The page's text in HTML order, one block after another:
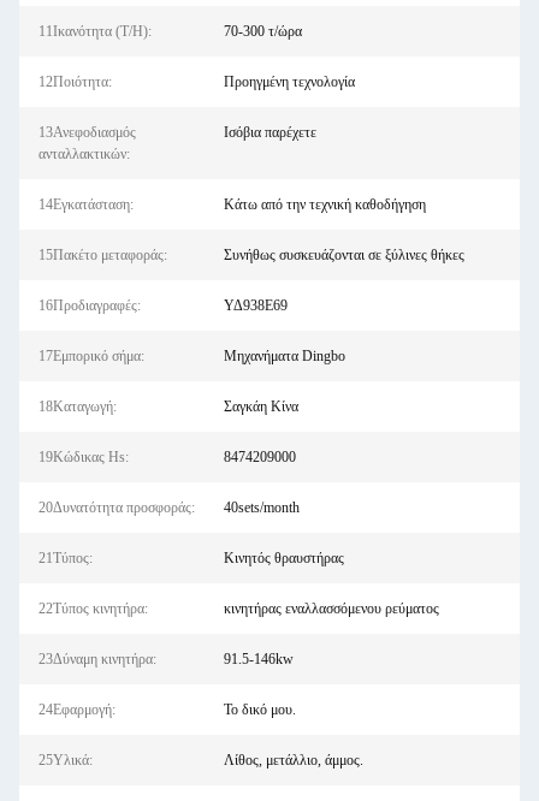
11Ικανότητα (T/H): 70-300 τ/ώρα
12Ποιότητα: Προηγμένη τεχνολογία
13Ανεφοδιασμός
ανταλλακτικών:
Ισόβια παρέχετε
14Εγκατάσταση: Κάτω από την τεχνική καθοδήγηση
15Πακέτο μεταφοράς: Συνήθως συσκευάζονται σε ξύλινες θήκες
16Προδιαγραφές: ΥΔ938Ε69
17Εμπορικό σήμα: Μηχανήματα Dingbo
18Καταγωγή: Σαγκάη Κίνα
19Κώδικας Hs: 8474209000
20Δυνατότητα προσφοράς: 40sets/month
21Τύπος: Κινητός θραυστήρας
22Τύπος κινητήρα: κινητήρας εναλλασσόμενου ρεύματος
23Δύναμη κινητήρα: 91.5-146kw
24Εφαρμογή: Το δικό μου.
25Υλικά: Λίθος, μετάλλιο, άμμος.